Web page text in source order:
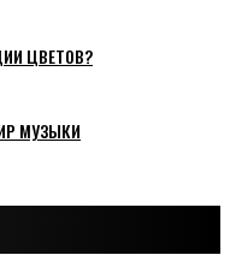
ЦВЕТОВ?
МУЗЫКИ